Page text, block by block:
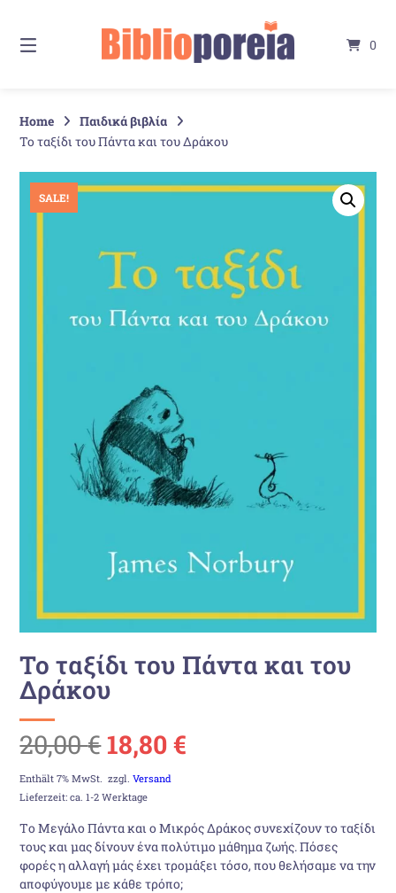
Inhalt
0
Home
Παιδικά βιβλία
Το ταξίδι του Πάντα και του Δράκου
SALE!
Το ταξίδι του Πάντα και του
Δράκου
20,00€ Ursprünglicher
Preis
war:
20,00 €
18,80€
ist:
18,80 €.
Enthält 7% MwSt. zzgl.Versand
Lieferzeit: ca. 1-2 Werktage
Tο Μεγάλο Πάντα και ο Μικρός Δράκος συνεχίζουν το ταξίδι
τους και μας δίνουν ένα πολύτιμο μάθημα ζωής. Πόσες
φορές η αλλαγή μάς έχει τρομάξει τόσο, που θελήσαμε να την
αποφύγουμε με κάθε τρόπο;